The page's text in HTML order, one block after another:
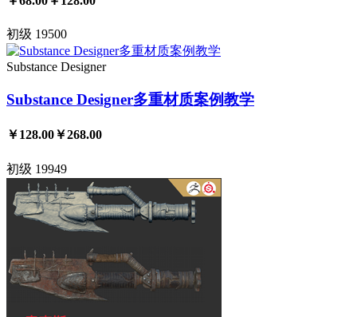
初级 19500
Substance Designer
Substance Designer多重材质案例教学
￥128.00￥268.00
初级 19949